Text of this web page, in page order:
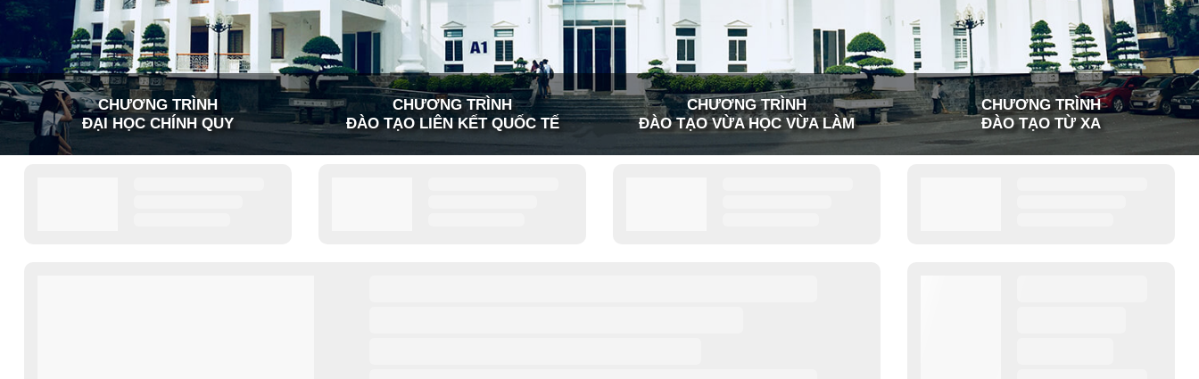
CHƯƠNG TRÌNH
ĐẠI HỌC CHÍNH QUY
CHƯƠNG TRÌNH
ĐÀO TẠO LIÊN KẾT QUỐC TẾ
CHƯƠNG TRÌNH
ĐÀO TẠO VỪA HỌC VỪA LÀM
CHƯƠNG TRÌNH
ĐÀO TẠO TỪ XA